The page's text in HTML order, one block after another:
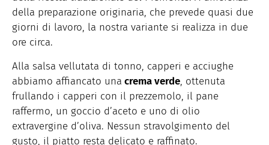
della preparazione originaria, che prevede quasi due
giorni di lavoro, la nostra variante si realizza in due
ore circa.
Alla salsa vellutata di tonno, capperi e acciughe
abbiamo affiancato una crema verde, ottenuta
frullando i capperi con il prezzemolo, il pane
raffermo, un goccio d’aceto e uno di olio
extravergine d’oliva. Nessun stravolgimento del
gusto, il piatto resta delicato e raffinato.